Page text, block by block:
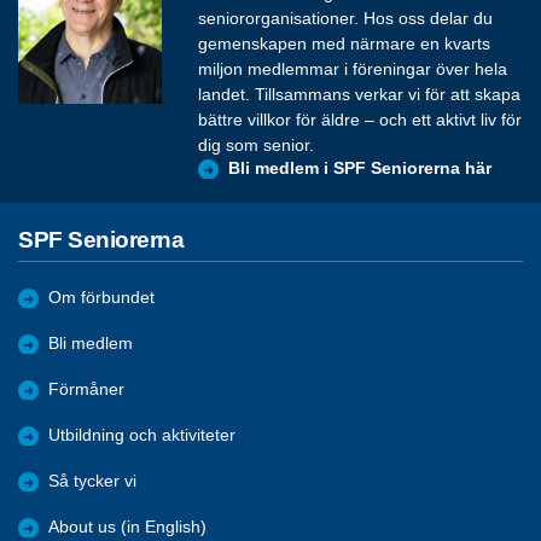
seniororganisationer. Hos oss delar du
gemenskapen med närmare en kvarts
miljon medlemmar i föreningar över hela
landet. Tillsammans verkar vi för att skapa
bättre villkor för äldre – och ett aktivt liv för
dig som senior.
Bli medlem i SPF Seniorerna här
SPF Seniorerna
Om förbundet
Bli medlem
Förmåner
Utbildning och aktiviteter
Så tycker vi
About us (in English)